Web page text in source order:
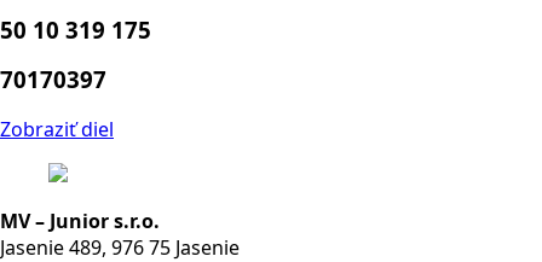
50 10 319 175
70170397
Zobraziť diel
MV – Junior s.r.o.
Jasenie 489, 976 75 Jasenie